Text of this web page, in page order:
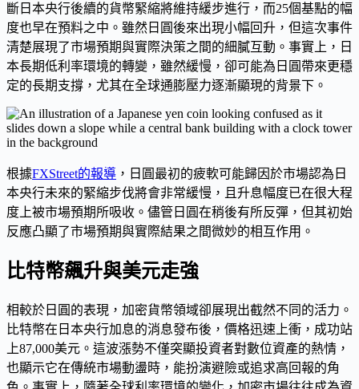
斷日本央行後續的貨幣緊縮將維持緩步進行，而25個基點的幅
度也早在預料之中。雖然日圓後來出現小幅回升，但這次事件
清楚展現了市場預期與實際決策之間的細膩互動。事實上，日
本長期低利率環境的轉變，雖然緩慢，卻可能為日圓帶來更穩
定的長期支撐，尤其在全球通膨壓力逐漸顯現的背景下。
根據FXStreet的報導 ，日圓最初的疲軟可能歸因於市場認為日
本央行未來的緊縮步伐將會非常緩慢，且升息幅度已在很大程
度上被市場預期所吸收。儘管日圓在稍後有所反彈，但其初始
反應凸顯了市場預期與實際結果之間微妙的相互作用。
比特幣飆升與美元走強
相較於日圓的表現，加密貨幣領域卻展現出截然不同的活力。
比特幣在日本央行加息的消息發布後，價格迅速上衝，成功站
上87,000美元。這波漲勢不僅突顯投資者對數位資產的熱情，
也顯示它在傳統市場動盪時，能扮演避險或追求高回報的角